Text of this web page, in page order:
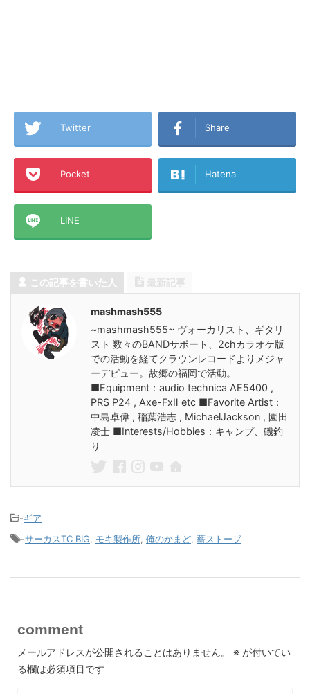
Twitter Share
Pocket Hatena
LINE
この記事を書いた人
mashmash555
~mashmash555~ ヴォーカリスト、ギタリ
スト 数々のBANDサポート、2chカラオケ版
での活動を経てクラウンレコードよりメジャ
ーデビュー。故郷の福岡で活動。
■Equipment：audio technica AE5400 ,
PRS P24 , Axe-FxⅡ etc ■Favorite Artist：
中島卓偉 , 稲葉浩志 , MichaelJackson , 園田
凌士 ■Interests/Hobbies：キャンプ、磯釣
り
-ギア
-サーカスTC BIG, モキ製作所, 俺のかまど, 薪ストーブ
comment
メールアドレスが公開されることはありません。 ※ が付いてい
る欄は必須項目です